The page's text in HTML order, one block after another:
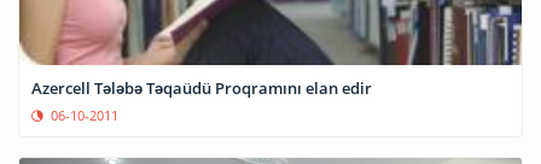
Azercell Tələbə Təqaüdü Proqramını elan edir
06-10-2011